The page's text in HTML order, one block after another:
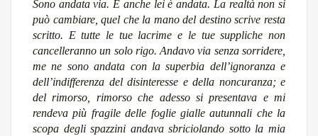
Sono andata via. E anche lei è andata. La realtà non si
può cambiare, quel che la mano del destino scrive resta
scritto. E tutte le tue lacrime e le tue suppliche non
cancelleranno un solo rigo. Andavo via senza sorridere,
me ne sono andata con la superbia dell’ignoranza e
dell’indifferenza del disinteresse e della noncuranza; e
del rimorso, rimorso che adesso si presentava e mi
rendeva più fragile delle foglie gialle autunnali che la
scopa degli spazzini andava sbriciolando sotto la mia